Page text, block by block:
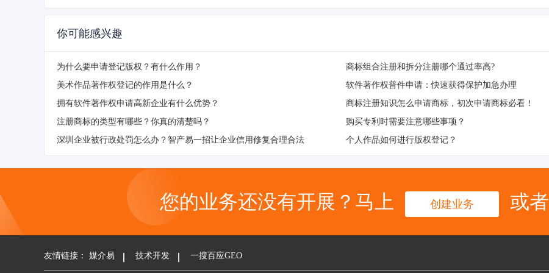
你可能感兴趣
为什么要申请登记版权？有什么作用？
商标组合注册和拆分注册哪个通过率高?
美术作品著作权登记的作用是什么？
软件著作权普件申请：快速获得保护加急办理
拥有软件著作权申请高新企业有什么优势？
商标注册知识怎么申请商标，初次申请商标必看！
注册商标的类型有哪些？你真的清楚吗？
购买专利时需要注意哪些事项？
深圳企业被行政处罚怎么办？智产易一招让企业信用修复合理合法
个人作品如何进行版权登记？
您的业务还没有开展？马上 创建业务 或者
友情链接： 媒介易 技术开发 一搜百应GEO